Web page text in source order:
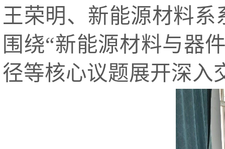
王荣明、新能源材料
围绕“新能源材料与器
径等核心议题展开深入